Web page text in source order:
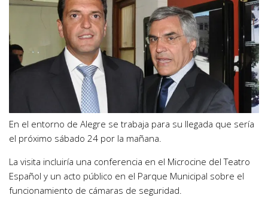
En el entorno de Alegre se trabaja para su llegada que sería
el próximo sábado 24 por la mañana.
La visita incluiría una conferencia en el Microcine del Teatro
Español y un acto público en el Parque Municipal sobre el
funcionamiento de cámaras de seguridad.